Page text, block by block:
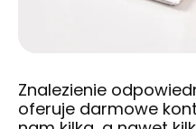
Znalezienie
oferuje darmowe